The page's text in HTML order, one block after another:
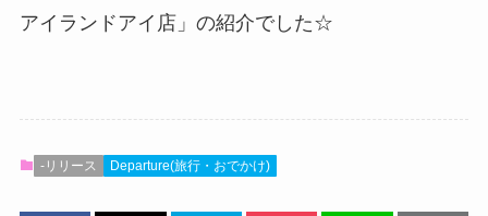
アイランドアイ店」の紹介でした☆
-リリース Departure(旅行・おでかけ)